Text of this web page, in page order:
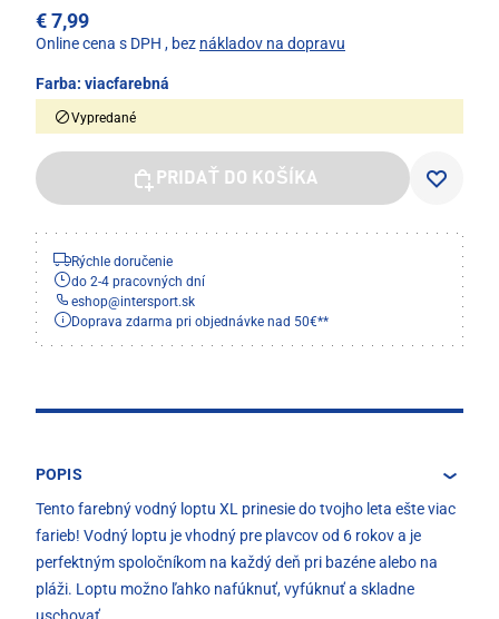
€ 7,99
Online cena s DPH , bez nákladov na dopravu
Farba: viacfarebná
Vypredané
PRIDAŤ DO KOŠÍKA
Rýchle doručenie
do 2-4 pracovných dní
eshop@intersport.sk
Doprava zdarma pri objednávke nad 50€**
POPIS
Tento farebný vodný loptu XL prinesie do tvojho leta ešte viac
farieb! Vodný loptu je vhodný pre plavcov od 6 rokov a je
perfektným spoločníkom na každý deň pri bazéne alebo na
pláži. Loptu možno ľahko nafúknuť, vyfúknuť a skladne